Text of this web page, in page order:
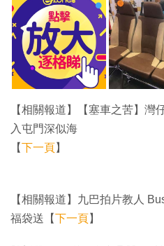
【相關報道】【塞車之苦】
入屯門深似海
【下一頁】
【相關報道】九巴拍片教人
福袋送【下一頁】